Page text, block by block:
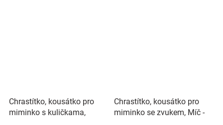
Chrastítko, kousátko pro
miminko s kuličkama,
Chrastítko, kousátko pro
miminko se zvukem, Míč -